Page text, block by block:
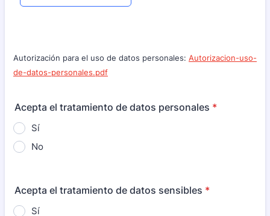
Autorización para el uso de datos personales: Autorizacion-uso-
de-datos-personales.pdf
Acepta el tratamiento de datos personales *
Sí
No
Acepta el tratamiento de datos sensibles *
Sí